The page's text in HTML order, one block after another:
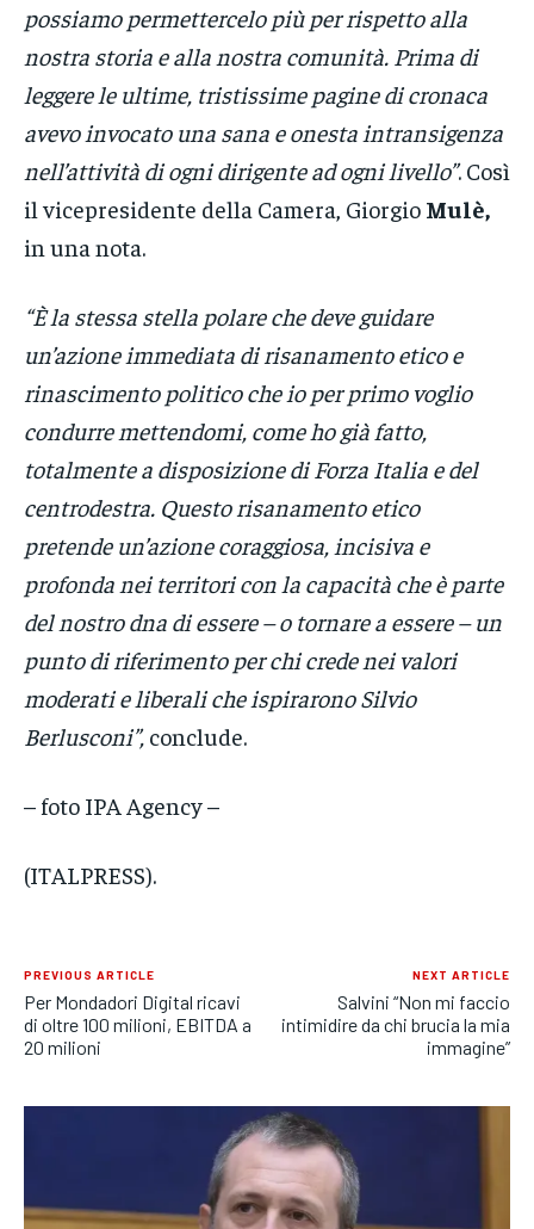
possiamo permettercelo più per rispetto alla
nostra storia e alla nostra comunità. Prima di
leggere le ultime, tristissime pagine di cronaca
avevo invocato una sana e onesta intransigenza
nell’attività di ogni dirigente ad ogni livello”. Così
il vicepresidente della Camera, Giorgio Mulè,
in una nota.
“È la stessa stella polare che deve guidare
un’azione immediata di risanamento etico e
rinascimento politico che io per primo voglio
condurre mettendomi, come ho già fatto,
totalmente a disposizione di Forza Italia e del
centrodestra. Questo risanamento etico
pretende un’azione coraggiosa, incisiva e
profonda nei territori con la capacità che è parte
del nostro dna di essere – o tornare a essere – un
punto di riferimento per chi crede nei valori
moderati e liberali che ispirarono Silvio
Berlusconi”, conclude.
– foto IPA Agency –
(ITALPRESS).
PREVIOUS ARTICLE
Per Mondadori Digital ricavi
di oltre 100 milioni, EBITDA a
20 milioni
NEXT ARTICLE
Salvini “Non mi faccio
intimidire da chi brucia la mia
immagine”